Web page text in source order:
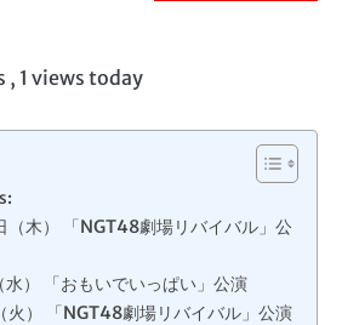
, 1 views today
木） 「NGT48劇場リバイバル」公
） 「おもいでいっぱい」公演
） 「NGT48劇場リバイバル」公演